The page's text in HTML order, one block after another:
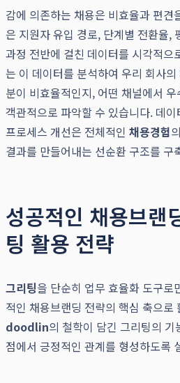
감에 의존하는 채용은 비효율과 편견
은 지원자 유입 경로, 단계별 전환율,
과정 전반에 걸친 데이터를 시각적으
는 이 데이터를 분석하여 우리 회사
분이 비효율적인지, 어떤 채널에서
객관적으로 파악할 수 있습니다. 데
프로세스 개선은 전체적인 채용경험
결과를 만들어내는 선순환 구조를 구
성공적인 채용브랜
팅 활용 전략
그리팅을 단순히 업무 효율화 도구로
적인 채용브랜딩 전략의 핵심 축으로
doodlin의 철학이 담긴 그리팅의
점에서 긍정적인 관계를 형성하도록